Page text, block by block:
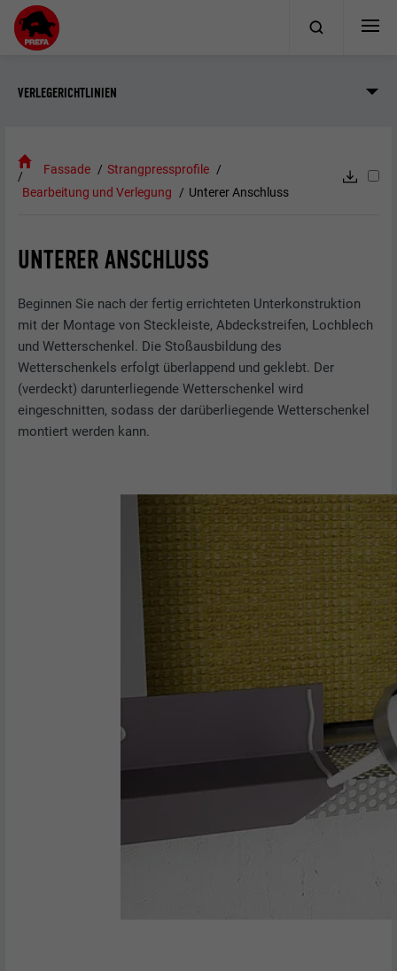
VERLEGERICHTLINIEN
Fassade
Strangpressprofile
Bearbeitung und Verlegung
Unterer Anschluss
UNTERER ANSCHLUSS
Beginnen Sie nach der fertig errichteten Unterkonstruktion
mit der Montage von Steckleiste, Abdeckstreifen, Lochblech
und Wetterschenkel. Die Stoßausbildung des
Wetterschenkels erfolgt überlappend und geklebt. Der
(verdeckt) darunterliegende Wetterschenkel wird
eingeschnitten, sodass der darüberliegende Wetterschenkel
montiert werden kann.